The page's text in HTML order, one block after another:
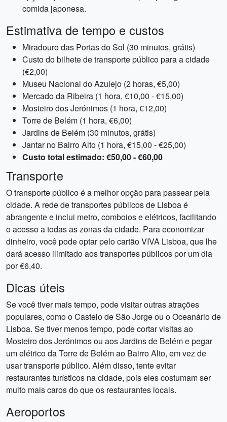
comida japonesa.
Estimativa de tempo e custos
Miradouro das Portas do Sol (30 minutos, grátis)
Custo do bilhete de transporte público para a cidade
(€2,00)
Museu Nacional do Azulejo (2 horas, €5,00)
Mercado da Ribeira (1 hora, €10,00 - €15,00)
Mosteiro dos Jerónimos (1 hora, €12,00)
Torre de Belém (1 hora, €6,00)
Jardins de Belém (30 minutos, grátis)
Jantar no Bairro Alto (1 hora, €15,00 - €25,00)
Custo total estimado: €50,00 - €60,00
Transporte
O transporte público é a melhor opção para passear pela
cidade. A rede de transportes públicos de Lisboa é
abrangente e inclui metro, comboios e elétricos, facilitando
o acesso a todas as zonas da cidade. Para economizar
dinheiro, você pode optar pelo cartão VIVA Lisboa, que lhe
dará acesso ilimitado aos transportes públicos por um dia
por €6,40.
Dicas úteis
Se você tiver mais tempo, pode visitar outras atrações
populares, como o Castelo de São Jorge ou o Oceanário de
Lisboa. Se tiver menos tempo, pode cortar visitas ao
Mosteiro dos Jerónimos ou aos Jardins de Belém e pegar
um elétrico da Torre de Belém ao Bairro Alto, em vez de
usar transporte público. Além disso, tente evitar
restaurantes turísticos na cidade, pois eles costumam ser
muito mais caros do que os restaurantes locais.
Aeroportos